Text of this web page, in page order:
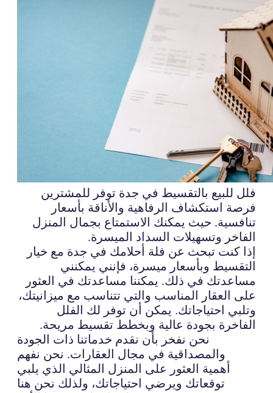
فلل للبيع بالتقسيط في جدة توفر للمشترين
فرصة استكشاف الرفاهية والأناقة بأسعار
تنافسية. حيث يمكنك الاستمتاع بجمال المنزل
الفاخر وتسهيلات السداد الميسرة.
إذا كنت تبحث عن فلة أحلامك في جدة مع خيار
التقسيط وبأسعار ميسرة، فإنني يمكنني
مساعدتك في ذلك. يمكننا مساعدتك في العثور
على العقار المناسب والتي تتناسب مع ميزانيتك،
وتلبي احتياجاتك. يمكن أن توفر لك الفلل
الفاخرة بجودة عالية وبخطط تقسيط مريحة.
نحن نفخر بأن نقدم خدماتنا ذات الجودة
والمصداقية في مجال العقارات. نحن نفهم
أهمية العثور على المنزل المثالي الذي يلبي
توقعاتك ويرضي احتياجاتك، ولذلك نحن هنا